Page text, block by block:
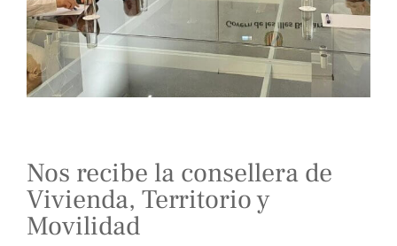
Nos recibe la consellera de
Vivienda, Territorio y
Movilidad